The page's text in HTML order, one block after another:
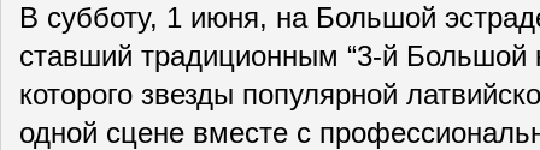
В субботу, 1 июня, на Большой
ставший традиционным “3-й Большой
которого звезды популярной
одной сцене вместе с